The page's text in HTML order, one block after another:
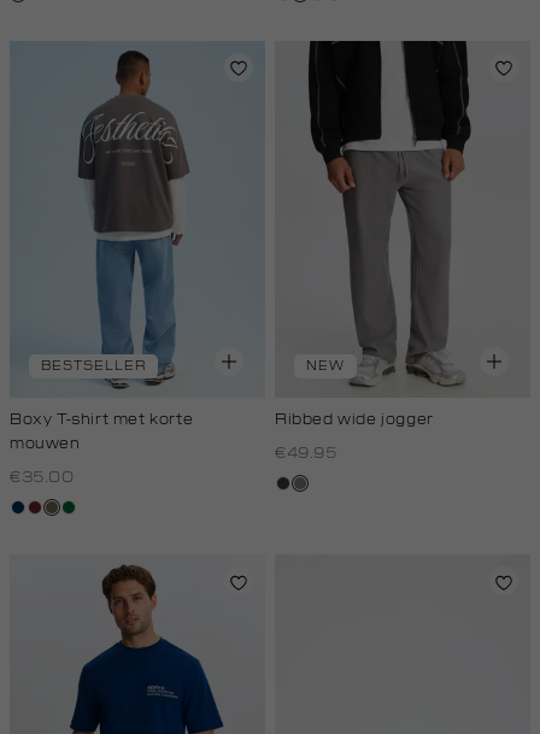
melee
donker
BESTSELLER
Boxy T-shirt met korte
mouwen
€35.00
donkerblauw
bordeaux
lichtbruin
donkergroen
NEW
Ribbed wide jogger
€49.95
choco
middengrijs